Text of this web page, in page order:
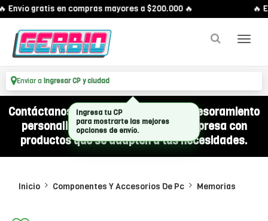
Envío gratis en compras mayores a $200.000 🔥 🔥
Enviar a Ingresar CP y ciudad
Contáctanos por WhatsApp y recibí asesoramiento
personalizado para equipar a tu empresa con
productos que se adapten a tus necesidades.
Inicio Componentes Y Accesorios De Pc Memorias